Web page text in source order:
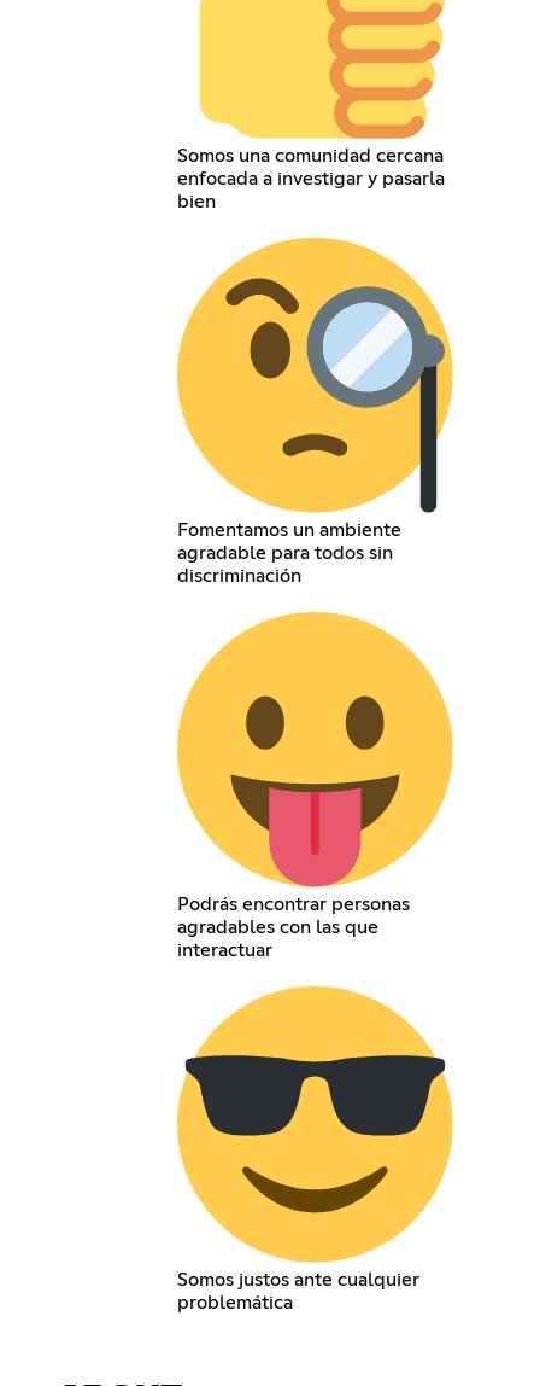
Somos una comunidad cercana
enfocada a investigar y pasarla
bien
Fomentamos un ambiente
agradable para todos sin
discriminación
Podrás encontrar personas
agradables con las que
interactuar
Somos justos ante cualquier
problemática